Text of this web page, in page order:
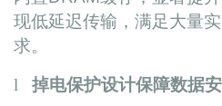
现低延迟传输，满足大量
求。
l 掉电保护设计保障数据